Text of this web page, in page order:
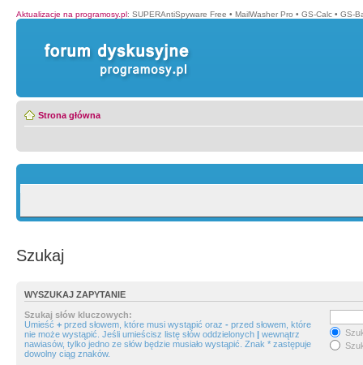
Aktualizacje na programosy.pl: SUPERAntiSpyware Free • MailWasher Pro • GS-Calc • GS-
Strona główna
Szukaj
WYSZUKAJ ZAPYTANIE
Szukaj słów kluczowych:
Umieść + przed słowem, które musi wystąpić oraz - przed słowem, które
nie może wystąpić. Jeśli umieścisz listę słów oddzielonych | wewnątrz
nawiasów, tylko jedno ze słów będzie musiało wystąpić. Znak * zastępuje
dowolny ciąg znaków.